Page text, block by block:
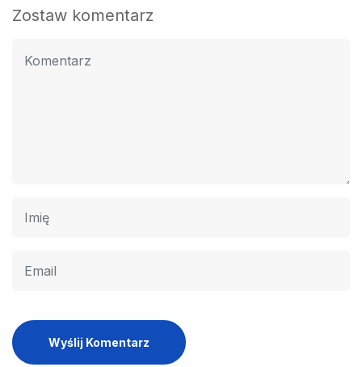
Zostaw komentarz
Wyślij Komentarz